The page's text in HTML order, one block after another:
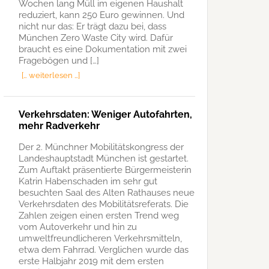
Wochen lang Müll im eigenen Haushalt
reduziert, kann 250 Euro gewinnen. Und
nicht nur das: Er trägt dazu bei, dass
München Zero Waste City wird. Dafür
braucht es eine Dokumentation mit zwei
Fragebögen und […]
[… weiterlesen …]
Verkehrsdaten: Weniger Autofahrten,
mehr Radverkehr
Der 2. Münchner Mobilitätskongress der
Landeshauptstadt München ist gestartet.
Zum Auftakt präsentierte Bürgermeisterin
Katrin Habenschaden im sehr gut
besuchten Saal des Alten Rathauses neue
Verkehrsdaten des Mobilitätsreferats. Die
Zahlen zeigen einen ersten Trend weg
vom Autoverkehr und hin zu
umweltfreundlicheren Verkehrsmitteln,
etwa dem Fahrrad. Verglichen wurde das
erste Halbjahr 2019 mit dem ersten